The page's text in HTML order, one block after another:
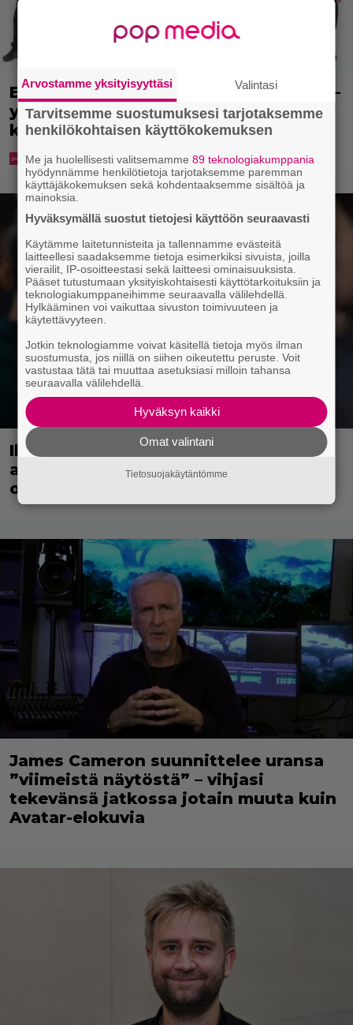
Erikoisjoukot julkaisi uudet kokelaat –
yllättävien nimien joukossa myös
kansanedustaja
Illalla tv:ssä: Suomi-komediaa
arvostetaan myös maailmalla – nyt ei
ole luvassa kevyt reissu!
James Cameron suunnittelee uransa
”viimeistä näytöstä” – vihjasi
tekevänsä jatkossa jotain muuta kuin
Avatar-elokuvia
Arvostamme yksityisyyttäsi Valintasi
Tarvitsemme suostumuksesi tarjotaksemme
henkilökohtaisen käyttökokemuksen
Me ja huolellisesti valitsemamme89 teknologiakumppania
hyödynnämme henkilötietoja tarjotaksemme paremman
käyttäjäkokemuksen sekä kohdentaaksemme sisältöä ja
mainoksia.
Hyväksymällä suostut tietojesi käyttöön seuraavasti
Käytämme laitetunnisteita ja tallennamme evästeitä
laitteellesi saadaksemme tietoja esimerkiksi sivuista, joilla
vierailit, IP-osoitteestasi sekä laitteesi ominaisuuksista.
Pääset tutustumaan yksityiskohtaisesti käyttötarkoituksiin ja
teknologiakumppaneihimme seuraavalla välilehdellä.
Hylkääminen voi vaikuttaa sivuston toimivuuteen ja
käytettävyyteen.
Jotkin teknologiamme voivat käsitellä tietoja myös ilman
suostumusta, jos niillä on siihen oikeutettu peruste. Voit
vastustaa tätä tai muuttaa asetuksiasi milloin tahansa
seuraavalla välilehdellä.
Hyväksyn kaikki
Omat valintani
Tietosuojakäytäntömme